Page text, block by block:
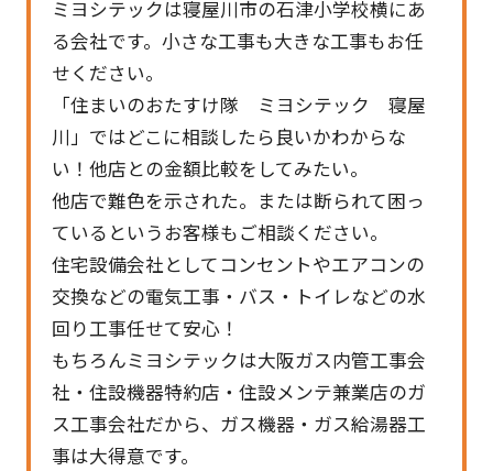
ミヨシテックは寝屋川市の石津小学校横にあ
る会社です。小さな工事も大きな工事もお任
せください。
「住まいのおたすけ隊 ミヨシテック 寝屋
川」ではどこに相談したら良いかわからな
い！他店との金額比較をしてみたい。
他店で難色を示された。または断られて困っ
ているというお客様もご相談ください。
住宅設備会社としてコンセントやエアコンの
交換などの電気工事・バス・トイレなどの水
回り工事任せて安心！
もちろんミヨシテックは大阪ガス内管工事会
社・住設機器特約店・住設メンテ兼業店のガ
ス工事会社だから、ガス機器・ガス給湯器工
事は大得意です。